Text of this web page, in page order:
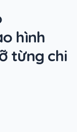
hình
từng chi